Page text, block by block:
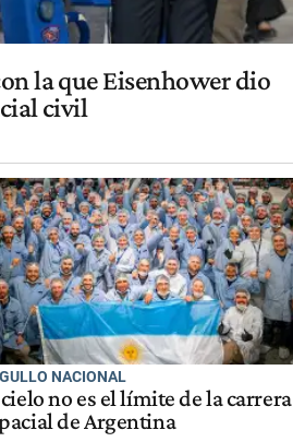
la que Eisenhower dio
civil
NACIONAL
no es el límite de la carrera
de Argentina